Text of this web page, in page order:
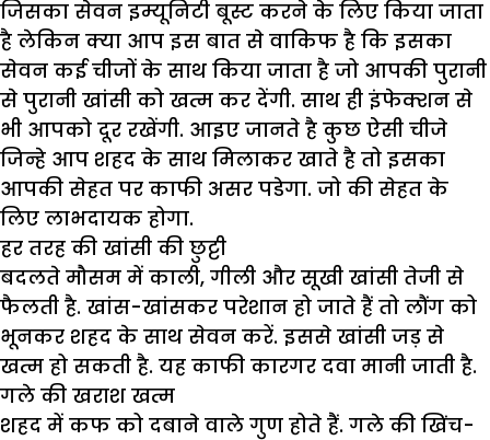
जिसका सेवन इम्यूनिटी बूस्ट करने के लिए किया जाता
है लेकिन क्या आप इस बात से वाकिफ है कि इसका
सेवन कई चीजों के साथ किया जाता है जो आपकी पुरानी
से पुरानी खांसी को खत्म कर देंगी. साथ ही इंफेक्शन से
भी आपको दूर रखेंगी. आइए जानते है कुछ ऐसी चीजे
जिन्हे आप शहद के साथ मिलाकर खाते है तो इसका
आपकी सेहत पर काफी असर पडेगा. जो की सेहत के
लिए लाभदायक होगा.
हर तरह की खांसी की छुट्टी
बदलते मौसम में काली, गीली और सूखी खांसी तेजी से
फैलती है. खांस-खांसकर परेशान हो जाते हैं तो लौंग को
भूनकर शहद के साथ सेवन करें. इससे खांसी जड़ से
खत्म हो सकती है. यह काफी कारगर दवा मानी जाती है.
गले की खराश खत्म
शहद में कफ को दबाने वाले गुण होते हैं. गले की खिंच-